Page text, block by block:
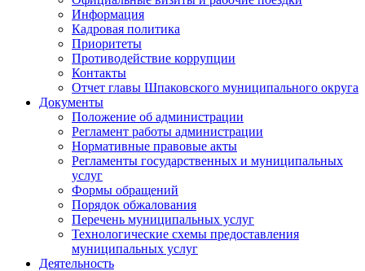
Информация
Кадровая политика
Приоритеты
Противодействие коррупции
Контакты
Отчет главы Шпаковского муниципального округа
Документы
Положение об администрации
Регламент работы администрации
Нормативные правовые акты
Регламенты государственных и муниципальных
услуг
Формы обращений
Порядок обжалования
Перечень муниципальных услуг
Технологические схемы предоставления
муниципальных услуг
Деятельность